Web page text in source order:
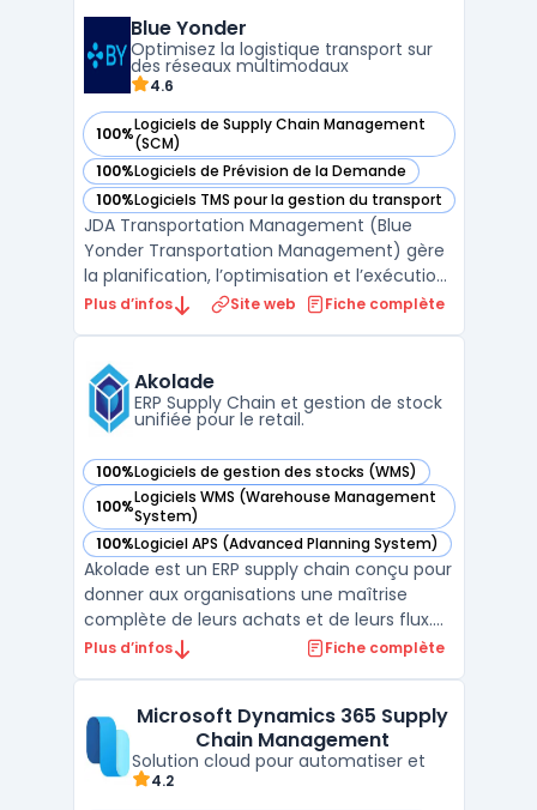
et WooCommerce. Avec erplain, vous
pouvez gére ...
Blue Yonder
Optimisez la logistique transport sur
des réseaux multimodaux
4.6
100%Logiciels de Supply Chain Management
(SCM)
— voir Blue Yonder dans cette catégorie
100%Logiciels de Prévision de la Demande
— voir Blue Yonder dans cette catégorie
100%Logiciels TMS pour la gestion du transport
— voir Blue Yonder dans cette catégorie
JDA Transportation Management (Blue
Yonder Transportation Management) gère
la planification, l’optimisation et l’exécution
des transports dans des réseaux mondiaux
des contraintes de coûts, de disponibilité de
capacit ...
Plus d’infos Site web Fiche complète
Akolade
ERP Supply Chain et gestion de stock
unifiée pour le retail.
100%Logiciels de gestion des stocks (WMS)
— voir Akolade dans cette catégorie
100%Logiciels WMS (Warehouse Management
System)
— voir Akolade dans cette catégorie
100%Logiciel APS (Advanced Planning System)
— voir Akolade dans cette catégorie
Akolade est un ERP supply chain conçu pour
donner aux organisations une maîtrise
complète de leurs achats et de leurs flux.
Plus qu’un outil de gestion, il structure les
stocks et de la performance. Adapté aux en
Plus d’infos Fiche complète
Microsoft Dynamics 365 Supply
Chain Management
Solution cloud pour automatiser et
4.2